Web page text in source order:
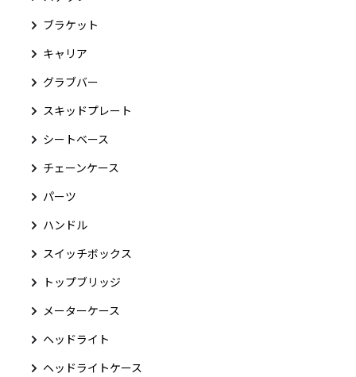
ブラケット
キャリア
グラブバー
スキッドプレート
シートベース
チェーンケース
パーツ
ハンドル
スイッチボックス
トップブリッジ
メーターケース
ヘッドライト
ヘッドライトケース